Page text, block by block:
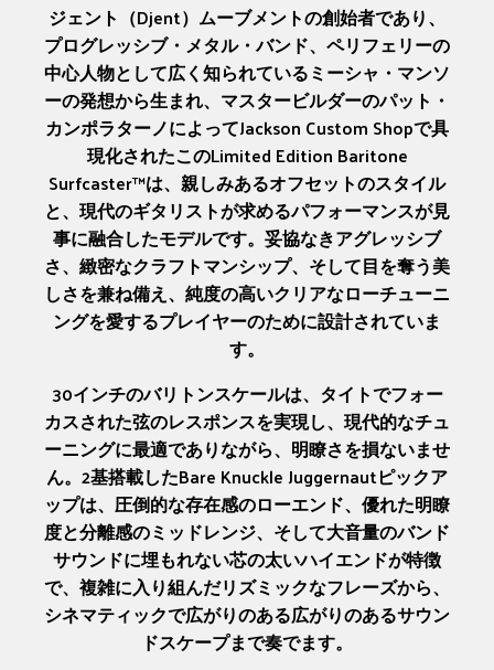
ジェント（Djent）ムーブメントの創始者であり、
プログレッシブ・メタル・バンド、ペリフェリーの
中心人物として広く知られているミーシャ・マンソ
ーの発想から生まれ、マスタービルダーのパット・
カンポラターノによってJackson Custom Shopで具
現化されたこのLimited Edition Baritone
Surfcaster™は、親しみあるオフセットのスタイル
と、現代のギタリストが求めるパフォーマンスが見
事に融合したモデルです。妥協なきアグレッシブ
さ、緻密なクラフトマンシップ、そして目を奪う美
しさを兼ね備え、純度の高いクリアなローチューニ
ングを愛するプレイヤーのために設計されていま
す。
30インチのバリトンスケールは、タイトでフォー
カスされた弦のレスポンスを実現し、現代的なチュ
ーニングに最適でありながら、明瞭さを損ないませ
ん。2基搭載したBare Knuckle Juggernautピックア
ップは、圧倒的な存在感のローエンド、優れた明瞭
度と分離感のミッドレンジ、そして大音量のバンド
サウンドに埋もれない芯の太いハイエンドが特徴
で、複雑に入り組んだリズミックなフレーズから、
シネマティックで広がりのある広がりのあるサウン
ドスケープまで奏でます。